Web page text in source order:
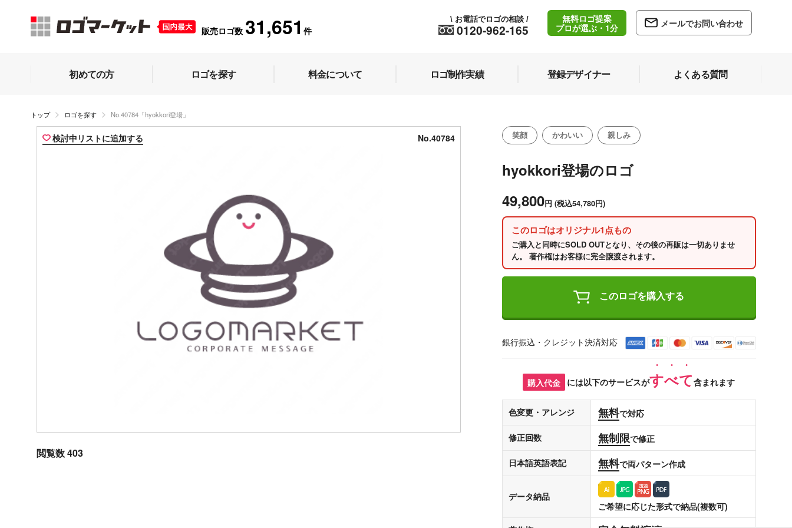
販売ロゴ数 31,651 件 0120-962-165
\ お電話でロゴの相談 /
無料ロゴ提案
プロが選ぶ・1分
メールでお問い合わせ
初めての方 ロゴを探す 料金について ロゴ制作実績 登録デザイナー よくある質問
トップ ロゴを探す No.40784「hyokkori登場」
検討中リストに追加する No.40784
閲覧数 403
笑顔 かわいい 親しみ
hyokkori登場のロゴ
49,800円 (税込54,780円)
このロゴはオリジナル1点もの
ご購入と同時にSOLD OUTとなり、その後の再販は一切ありませ
ん。 著作権はお客様に完全譲渡されます。
このロゴを購入する
銀行振込・クレジット決済対応
購入代金 には以下のサービスがすべて含まれます
色変更・アレンジ 無料で対応
修正回数 無制限で修正
日本語英語表記 無料で両パターン作成
データ納品
ご希望に応じた形式で納品(複数可)